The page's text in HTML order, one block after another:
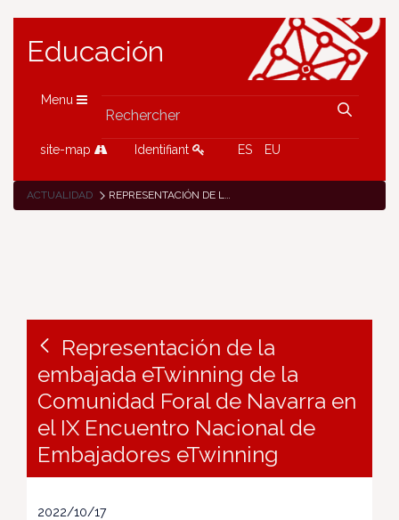
Educación
Menu
site-map Identifiant ES EU
ACTUALIDAD REPRESENTACIÓN DE LA EMBAJADA ETWINNING DE LA COMUNIDAD FORAL DE NAVARRA EN EL IX ENCUENTRO NACIONAL DE EMBAJADORES ETWINNING
Representación de la
embajada eTwinning de la
Comunidad Foral de Navarra en
el IX Encuentro Nacional de
Embajadores eTwinning
2022/10/17